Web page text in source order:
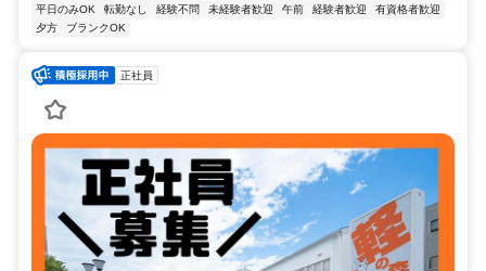
平日のみOK
転勤なし 経験不問 未経験者歓迎 午前 経験者歓迎
有資格者歓迎
夕方
ブランクOK
正社員